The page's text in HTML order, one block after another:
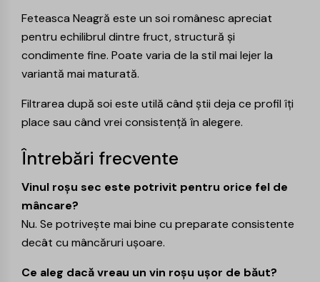
Feteasca Neagră este un soi românesc apreciat
pentru echilibrul dintre fruct, structură și
condimente fine. Poate varia de la stil mai lejer la
variantă mai maturată.
Filtrarea după soi este utilă când știi deja ce profil îți
place sau când vrei consistență în alegere.
Întrebări frecvente
Vinul roșu sec este potrivit pentru orice fel de
mâncare?
Nu. Se potrivește mai bine cu preparate consistente
decât cu mâncăruri ușoare.
Ce aleg dacă vreau un vin roșu ușor de băut?